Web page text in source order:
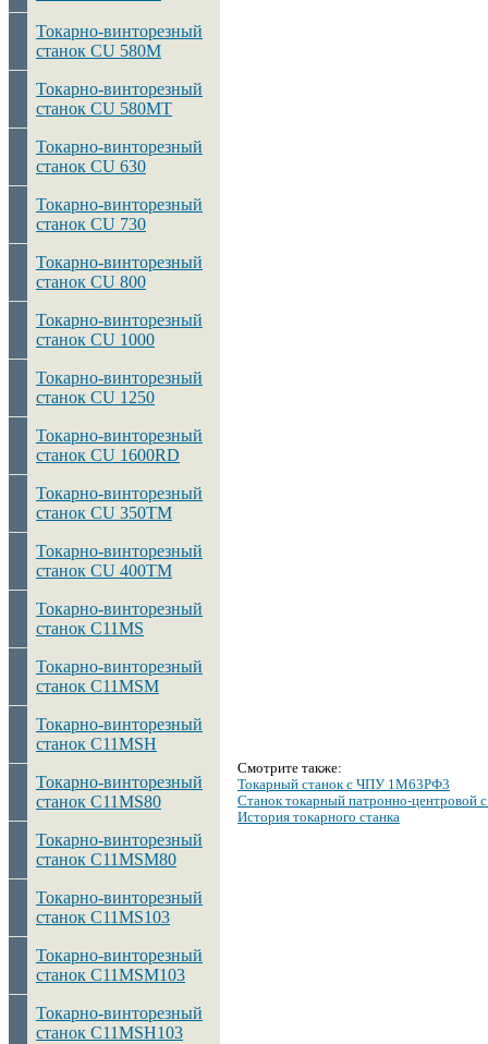
Токарно-винторезный
станок CU 580M
Токарно-винторезный
станок CU 580MT
Токарно-винторезный
станок CU 630
Токарно-винторезный
станок CU 730
Токарно-винторезный
станок CU 800
Токарно-винторезный
станок CU 1000
Токарно-винторезный
станок CU 1250
Токарно-винторезный
станок CU 1600RD
Токарно-винторезный
станок CU 350TM
Токарно-винторезный
станок CU 400TM
Токарно-винторезный
станок C11MS
Токарно-винторезный
станок C11MSM
Токарно-винторезный
станок C11MSH
Токарно-винторезный
станок C11MS80
Токарно-винторезный
станок C11MSM80
Токарно-винторезный
станок C11MS103
Токарно-винторезный
станок C11MSM103
Токарно-винторезный
станок C11MSH103
Смотрите также:
Токарный станок с ЧПУ 1М63РФ3
Станок токарный патронно-
История токарного станка